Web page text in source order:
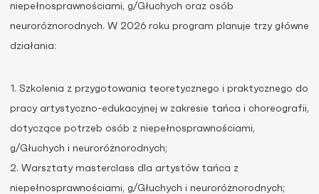
niepełnosprawnościami, g/Głuchych oraz osób
neuroróżnorodnych. W 2026 roku program planuje trzy główne
działania:
1. Szkolenia z przygotowania teoretycznego i praktycznego do
pracy artystyczno-edukacyjnej w zakresie tańca i choreografii,
dotyczące potrzeb osób z niepełnosprawnościami,
g/Głuchych i neuroróżnorodnych;
2. Warsztaty masterclass dla artystów tańca z
niepełnosprawnościami, g/Głuchych i neuroróżnorodnych;